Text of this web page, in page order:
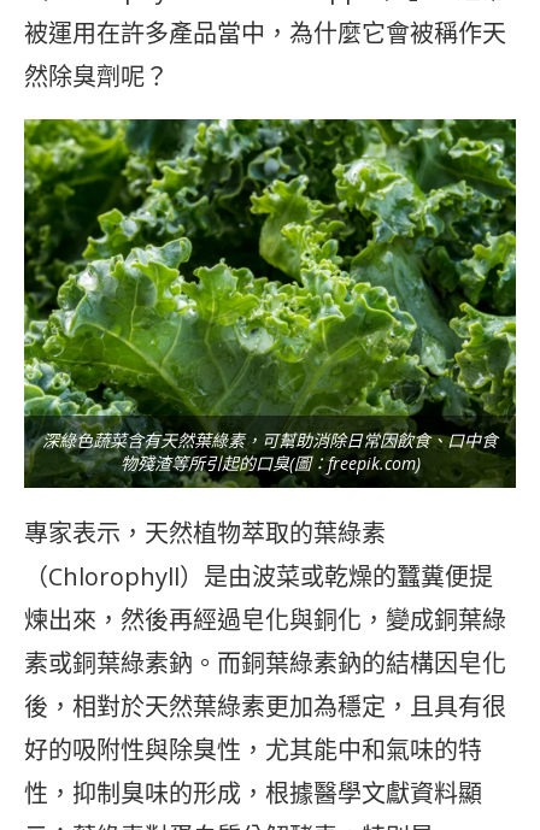
被運用在許多產品當中，為什麼它會被稱作天
然除臭劑呢？
深綠色蔬菜含有天然葉綠素，可幫助消除日常因飲食、口中食
物殘渣等所引起的口臭(圖：freepik.com)
專家表示，天然植物萃取的葉綠素
（Chlorophyll）是由波菜或乾燥的蠶糞便提
煉出來，然後再經過皂化與銅化，變成銅葉綠
素或銅葉綠素鈉。而銅葉綠素鈉的結構因皂化
後，相對於天然葉綠素更加為穩定，且具有很
好的吸附性與除臭性，尤其能中和氣味的特
性，抑制臭味的形成，根據醫學文獻資料顯